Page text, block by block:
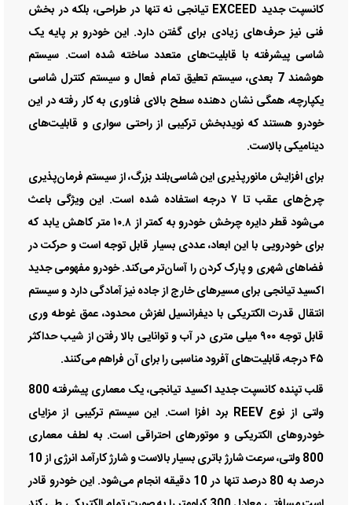
کانسپت جدید EXCEED تیانجی نه تنها در طراحی، بلکه در بخش
فنی نیز حرف‌های زیادی برای گفتن دارد. این خودرو بر پایه یک
شاسی پیشرفته با قابلیت‌های متعدد ساخته شده است. سیستم
هوشمند 7 بعدی، سیستم تعلیق تمام فعال و سیستم کنترل شاسی
یکپارچه، همگی نشان‌ دهنده سطح بالای فناوری به کار رفته در این
خودرو هستند که نویدبخش ترکیبی از راحتی سواری و قابلیت‌های
دینامیکی بالاست.
برای افزایش مانورپذیری این شاسی‌بلند بزرگ، از سیستم فرمان‌پذیری
چرخ‌های عقب تا ۷ درجه استفاده شده است. این ویژگی باعث
می‌شود قطر دایره چرخش خودرو به کمتر از ۱۰.۸ متر کاهش یابد که
برای خودرویی با این ابعاد، عددی بسیار قابل توجه است و حرکت در
فضاهای شهری و پارک کردن را آسان‌تر می‌کند. خودرو مفهومی جدید
اکسید تیانجی برای مسیرهای خارج از جاده نیز آمادگی دارد و سیستم
انتقال قدرت الکتریکی با دیفرانسیل لغزش محدود، عمق غوطه‌ وری
قابل توجه ۹۰۰ میلی‌ متری در آب و توانایی بالا رفتن از شیب حداکثر
۴۵ درجه، قابلیت‌های آفرود مناسبی را برای آن فراهم می‌کنند.
قلب تپنده کانسپت جدید اکسید تیانجی، یک معماری پیشرفته 800
ولتی از نوع REEV برد افزا است. این سیستم ترکیبی از مزایای
خودروهای الکتریکی و موتورهای احتراقی است. به لطف معماری
800 ولتی، سرعت شارژ باتری بسیار بالاست و شارژ کارآمد انرژی از 10
درصد به 80 درصد تنها در 10 دقیقه انجام می‌شود. این خودرو قادر